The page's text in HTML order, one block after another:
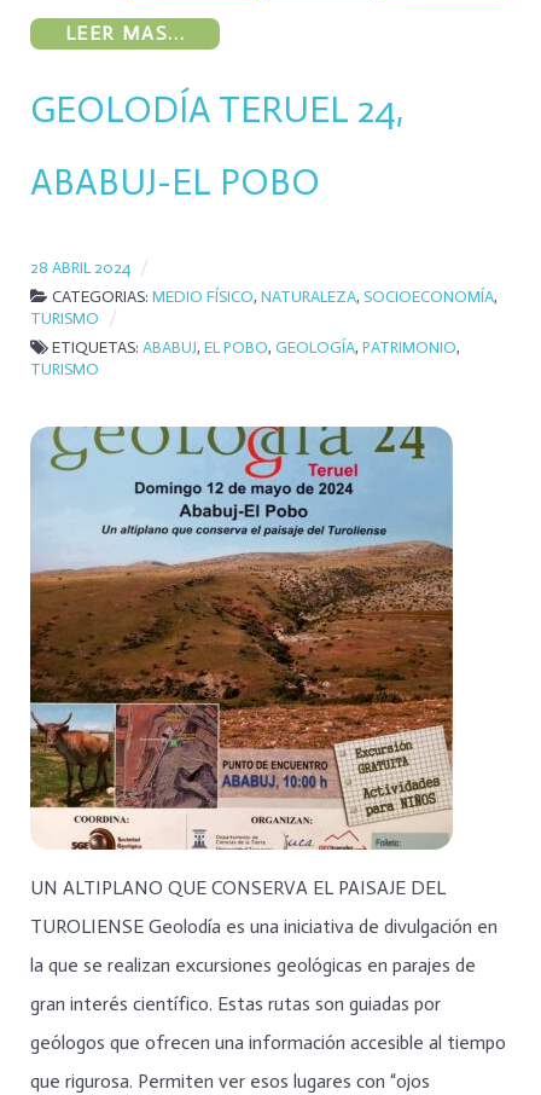
LEER MAS...
GEOLODÍA TERUEL 24,
ABABUJ-EL POBO
28 ABRIL 2024
CATEGORIAS: MEDIO FÍSICO, NATURALEZA, SOCIOECONOMÍA,
TURISMO
ETIQUETAS: ABABUJ, EL POBO, GEOLOGÍA, PATRIMONIO,
TURISMO
UN ALTIPLANO QUE CONSERVA EL PAISAJE DEL
TUROLIENSE Geolodía es una iniciativa de divulgación en
la que se realizan excursiones geológicas en parajes de
gran interés científico. Estas rutas son guiadas por
geólogos que ofrecen una información accesible al tiempo
que rigurosa. Permiten ver esos lugares con “ojos